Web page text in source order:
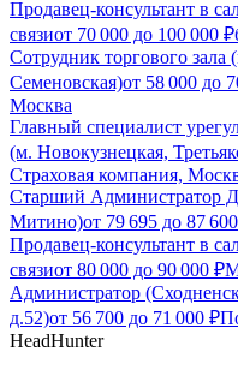
Продавец-консультант в
связиот 70 000 до 100 000 ₽
Сотрудник торгового зала
Семеновская)от 58 000 до
Москва
Главный специалист
(м. Новокузнецкая,
Страховая компания,
Старший Администратор
Митино)от 79 695 до 87 600
Продавец-консультант в
связиот 80 000 до 90 000 ₽
Администратор
д.52)от 56 700 до 71 000 ₽
HeadHunter